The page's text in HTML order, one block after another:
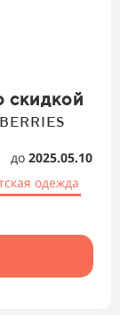
скидкой
до 2025.05.10
одежда